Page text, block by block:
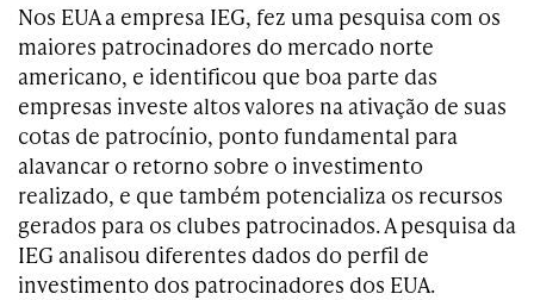
Nos EUA a empresa IEG, fez uma pesquisa com os
maiores patrocinadores do mercado norte
americano, e identificou que boa parte das
empresas investe altos valores na ativação de suas
cotas de patrocínio, ponto fundamental para
alavancar o retorno sobre o investimento
realizado, e que também potencializa os recursos
gerados para os clubes patrocinados. A pesquisa da
IEG analisou diferentes dados do perfil de
investimento dos patrocinadores dos EUA.